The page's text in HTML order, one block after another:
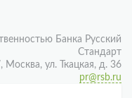
Банка Русский
Стандарт
Москва, ул. Ткацкая, д. 36
pr@rsb.ru